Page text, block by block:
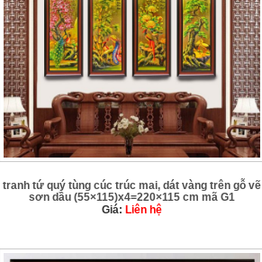
tranh tứ quý tùng cúc trúc mai, dát vàng trên gỗ vẽ
sơn dầu (55×115)x4=220×115 cm mã G1
Giá: Liên hệ